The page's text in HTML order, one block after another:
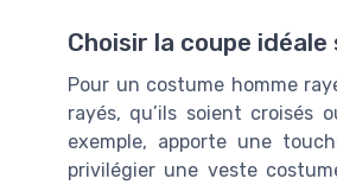
Choisir la coupe
Pour un costume homme
rayés, qu’ils soient croisés
exemple, apporte une
privilégier une veste